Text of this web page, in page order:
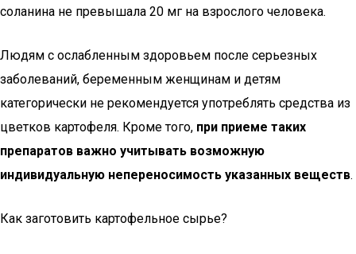
соланина не превышала 20 мг на взрослого человека.
Людям с ослабленным здоровьем после серьезных
заболеваний, беременным женщинам и детям
категорически не рекомендуется употреблять средства из
цветков картофеля. Кроме того, при приеме таких
препаратов важно учитывать возможную
индивидуальную непереносимость указанных веществ.
Как заготовить картофельное сырье?